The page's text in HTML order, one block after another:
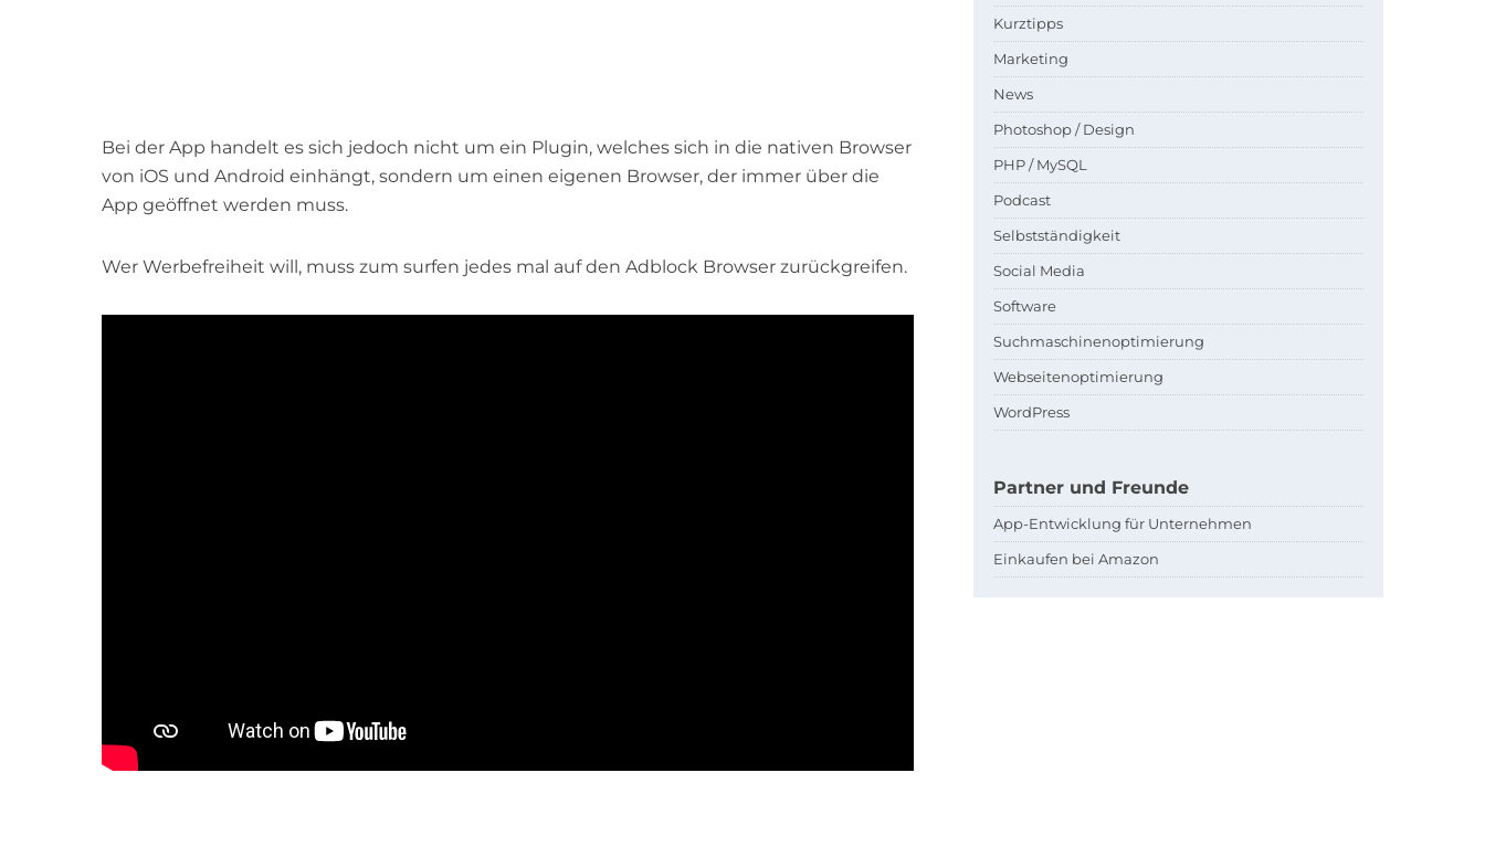
Bei der App handelt es sich jedoch nicht um ein Plugin, welches sich in die nativen Browser
von iOS und Android einhängt, sondern um einen eigenen Browser, der immer über die
App geöffnet werden muss.
Wer Werbefreiheit will, muss zum surfen jedes mal auf den Adblock Browser zurückgreifen.
Kurztipps
Marketing
News
Photoshop / Design
PHP / MySQL
Podcast
Selbstständigkeit
Social Media
Software
Suchmaschinenoptimierung
Webseitenoptimierung
WordPress
Partner und Freunde
App-Entwicklung für Unternehmen
Einkaufen bei Amazon